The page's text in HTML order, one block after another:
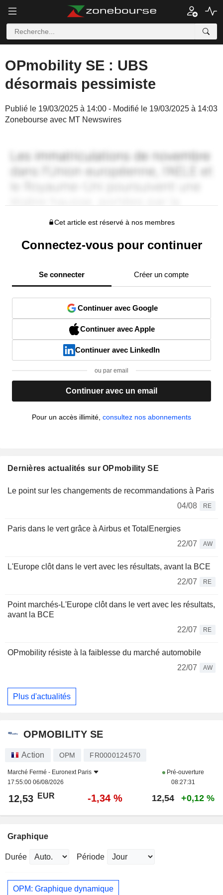
OPmobility SE : UBS
désormais pessimiste
Publié le 19/03/2025 à 14:00 - Modifié le 19/03/2025 à 14:03
Zonebourse avec MT Newswires
Cet article est réservé à nos membres
Connectez-vous pour continuer
Se connecter Créer un compte
Continuer avec Google
Continuer avec Apple
Continuer avec LinkedIn
ou par email
Continuer avec un email
Pour un accès illimité, consultez nos abonnements
Dernières actualités sur OPmobility SE
Le point sur les changements de recommandations à Paris
04/08
RE
Paris dans le vert grâce à Airbus et TotalEnergies
22/07
AW
L'Europe clôt dans le vert avec les résultats, avant la BCE
22/07
RE
Point marchés-L'Europe clôt dans le vert avec les résultats,
avant la BCE
22/07
RE
OPmobility résiste à la faiblesse du marché automobile
22/07
AW
Plus d'actualités
OPMOBILITY SE
Action OPM FR0000124570
Marché Fermé - Euronext Paris
17:55:00 06/08/2026
Pré-ouverture
08:27:31
12,53 EUR -1,34 % 12,54 +0,12 %
Graphique
Durée Période
OPM: Graphique dynamique